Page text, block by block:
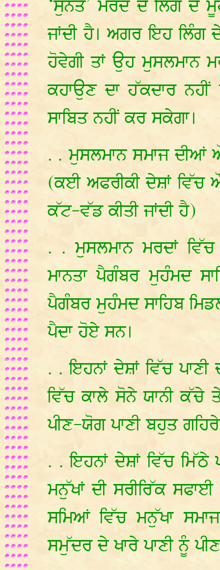
‘ਸੁੰਨਤ’ ਮਰਦ ਦੇ ਲਿੰਗ ਦੇ
ਜਾਂਦੀ ਹੈ। ਅਗਰ ਇਹ ਲਿੰਗ
ਹੋਵੇਗੀ ਤਾਂ ਉਹ
ਕਹਾਉਣ ਦਾ ਹੱਕਦਾਰ
ਸਾਬਿਤ ਨਹੀਂ ਕਰ ਸਕੇਗਾ।
. . ਮੁਸਲਮਾਨ ਸਮਾਜ ਦੀਆਂ
(ਕਈ ਅਫਰੀਕੀ ਦੇਸ਼ਾਂ ਵਿੱਚ
ਕੱਟ-ਵੱਡ ਕੀਤੀ ਜਾਂਦੀ ਹੈ)
. . ਮੁਸਲਮਾਨ ਮਰਦਾਂ
ਮਾਨਤਾ ਪੈਗੰਬਰ ਮੁਹੰਮਦ
ਪੈਗੰਬਰ ਮੁਹੰਮਦ ਸਾਹਿਬ
ਪੈਦਾ ਹੋਏ ਸਨ।
. . ਇਹਨਾਂ ਦੇਸ਼ਾਂ ਵਿੱਚ
ਵਿੱਚ ਕਾਲੇ ਸੋਨੇ ਯਾਨੀ ਕੱਚੇ
ਪੀਣ-ਯੋਗ ਪਾਣੀ ਬਹੁਤ ਗਹਿਰੇ
. . ਇਹਨਾਂ ਦੇਸ਼ਾਂ ਵਿੱਚ ਮਿੱਠੇ
ਮਨੁੱਖਾਂ ਦੀ ਸਰੀਰਿੱਕ ਸਫਾਈ
ਸਮਿਆਂ ਵਿੱਚ ਮਨੁੱਖਾ
ਸਮੁੱਦਰ ਦੇ ਖਾਰੇ ਪਾਣੀ ਨੂੰ